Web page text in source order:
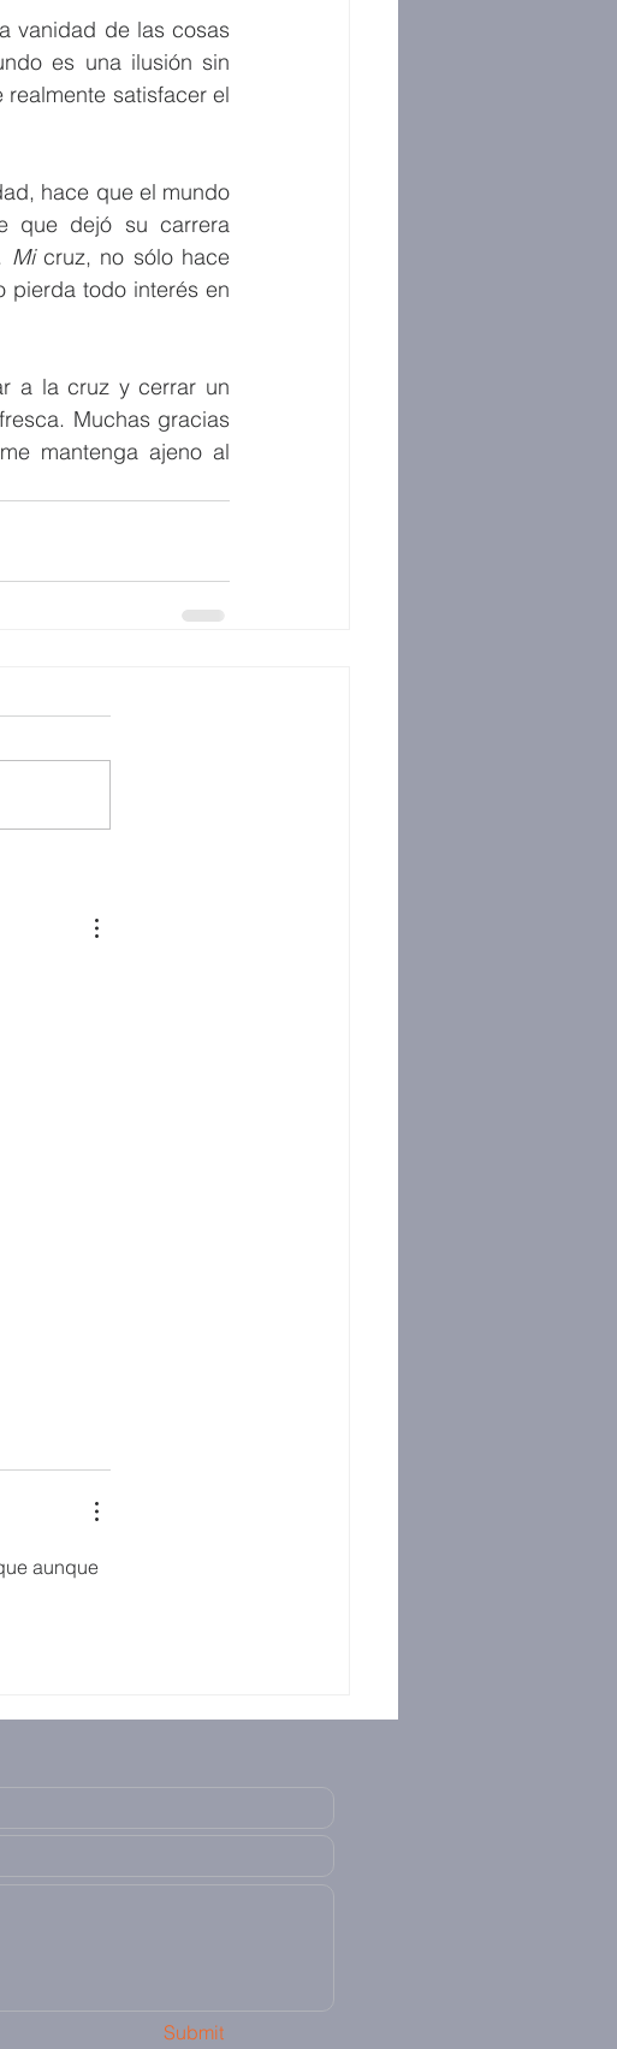
vanidad de las cosas
es una ilusión sin
satisfacer el
hace que el mundo
que dejó su carrera
Mi cruz, no sólo hace
pierda todo interés en
a la cruz y cerrar un
Muchas gracias
mantenga ajeno al
aunque
Submit